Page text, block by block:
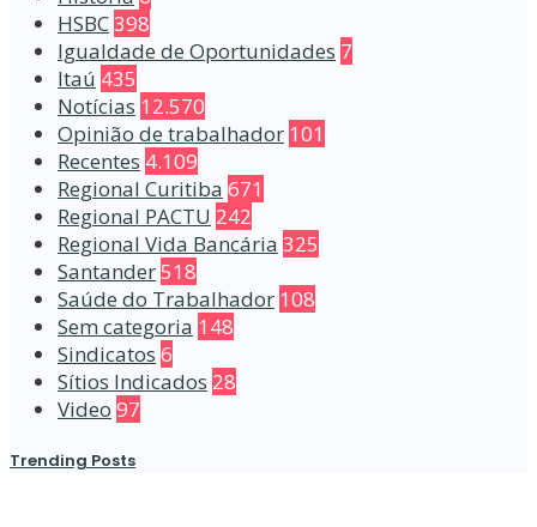
HSBC398
Igualdade de Oportunidades 7
Itaú 435
Notícias 12.570
Opinião de trabalhador 101
Recentes 4.109
Regional Curitiba 671
Regional PACTU 242
Regional Vida Bancária 325
Santander518
Saúde do Trabalhador 108
Sem categoria 148
Sindicatos 6
Sítios Indicados 28
Video 97
Trending Posts